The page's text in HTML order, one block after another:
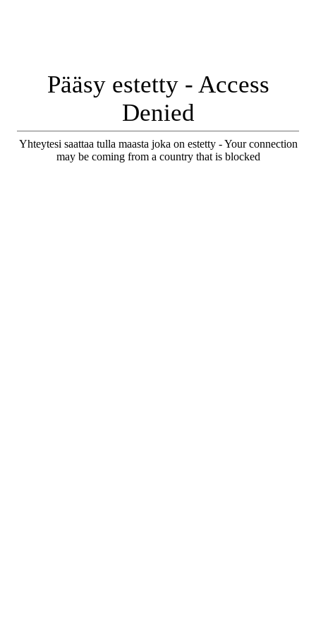
Pääsy estetty - Access
Denied
Yhteytesi saattaa tulla maasta joka on estetty - Your connection
may be coming from a country that is blocked